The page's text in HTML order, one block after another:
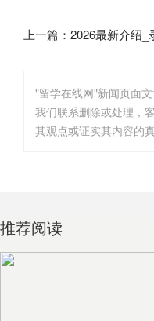
上一篇： 2026最新介绍_
"留学在线网"新闻页面
其观点或证实其内容的真
推荐阅读